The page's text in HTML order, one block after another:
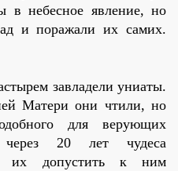
в небесное явление, но
и поражали их самих.
завладели униаты.
Матери они чтили, но
для верующих
20 лет чудеса
их допустить к ним